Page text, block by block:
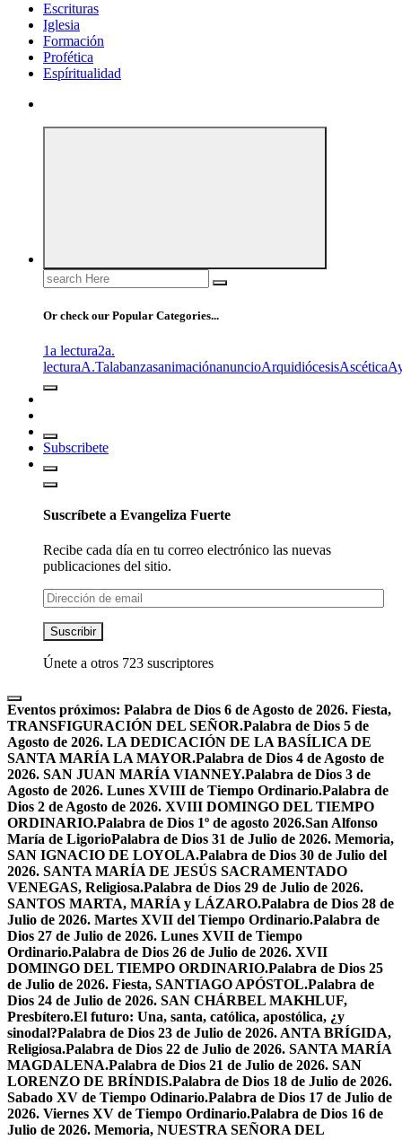
Escrituras
Iglesia
Formación
Profética
Espíritualidad
Search
for:
Or check our Popular Categories...
1a lectura2a.
lecturaA.TalabanzasanimaciónanuncioArquidiócesisAscética
Subscribete
Suscríbete a Evangeliza Fuerte
Recibe cada día en tu correo electrónico las nuevas
publicaciones del sitio.
Dirección
de
email
Suscribir
Únete a otros 723 suscriptores
Eventos próximos: Palabra de Dios 6 de Agosto de 2026. Fiesta,
TRANSFIGURACIÓN DEL SEÑOR.Palabra de Dios 5 de
Agosto de 2026. LA DEDICACIÓN DE LA BASÍLICA DE
SANTA MARÍA LA MAYOR.Palabra de Dios 4 de Agosto de
2026. SAN JUAN MARÍA VIANNEY.Palabra de Dios 3 de
Agosto de 2026. Lunes XVIII de Tiempo Ordinario.Palabra de
Dios 2 de Agosto de 2026. XVIII DOMINGO DEL TIEMPO
ORDINARIO.Palabra de Dios 1º de agosto 2026.San Alfonso
María de LigorioPalabra de Dios 31 de Julio de 2026. Memoria,
SAN IGNACIO DE LOYOLA.Palabra de Dios 30 de Julio del
2026. SANTA MARÍA DE JESÚS SACRAMENTADO
VENEGAS, Religiosa.Palabra de Dios 29 de Julio de 2026.
SANTOS MARTA, MARÍA y LÁZARO.Palabra de Dios 28 de
Julio de 2026. Martes XVII del Tiempo Ordinario.Palabra de
Dios 27 de Julio de 2026. Lunes XVII de Tiempo
Ordinario.Palabra de Dios 26 de Julio de 2026. XVII
DOMINGO DEL TIEMPO ORDINARIO.Palabra de Dios 25
de Julio de 2026. Fiesta, SANTIAGO APÓSTOL.Palabra de
Dios 24 de Julio de 2026. SAN CHÁRBEL MAKHLUF,
Presbítero.El futuro: Una, santa, católica, apostólica, ¿y
sinodal?Palabra de Dios 23 de Julio de 2026. ANTA BRÍGIDA,
Religiosa.Palabra de Dios 22 de Julio de 2026. SANTA MARÍA
MAGDALENA.Palabra de Dios 21 de Julio de 2026. SAN
LORENZO DE BRÍNDIS.Palabra de Dios 18 de Julio de 2026.
Sabado XV de Tiempo Odinario.Palabra de Dios 17 de Julio de
2026. Viernes XV de Tiempo Ordinario.Palabra de Dios 16 de
Julio de 2026. Memoria, NUESTRA SEÑORA DEL